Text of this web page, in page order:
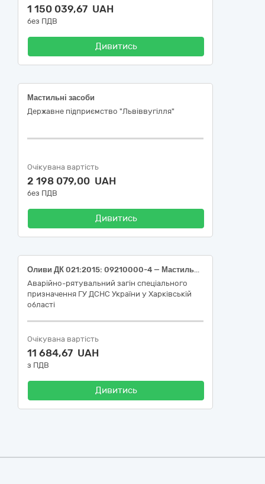
1 150 039,67 UAH
без ПДВ
Дивитись
Мастильні засоби
Державне підприємство "Львіввугілля"
Очікувана вартість
2 198 079,00 UAH
без ПДВ
Дивитись
Оливи ДК 021:2015: 09210000-4 — Мастильні засоби
Аварійно-рятувальний загін спеціального
призначення ГУ ДСНС України у Харківській
області
Очікувана вартість
11 684,67 UAH
з ПДВ
Дивитись